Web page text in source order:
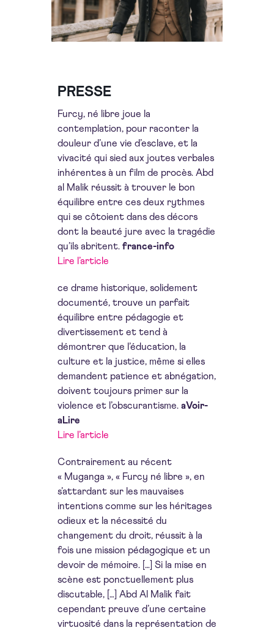
PRESSE
Furcy, né libre joue la
contemplation, pour raconter la
douleur d’une vie d’esclave, et la
vivacité qui sied aux joutes verbales
inhérentes à un film de procès. Abd
al Malik réussit à trouver le bon
équilibre entre ces deux rythmes
qui se côtoient dans des décors
dont la beauté jure avec la tragédie
qu’ils abritent. france-info
Lire l’article
ce drame historique, solidement
documenté, trouve un parfait
équilibre entre pédagogie et
divertissement et tend à
démontrer que l’éducation, la
culture et la justice, même si elles
demandent patience et abnégation,
doivent toujours primer sur la
violence et l’obscurantisme. aVoir-
aLire
Lire l’article
Contrairement au récent
« Muganga », « Furcy né libre », en
s’attardant sur les mauvaises
intentions comme sur les héritages
odieux et la nécessité du
changement du droit, réussit à la
fois une mission pédagogique et un
devoir de mémoire. […] Si la mise en
scène est ponctuellement plus
discutable, […] Abd Al Malik fait
cependant preuve d’une certaine
virtuosité dans la représentation de